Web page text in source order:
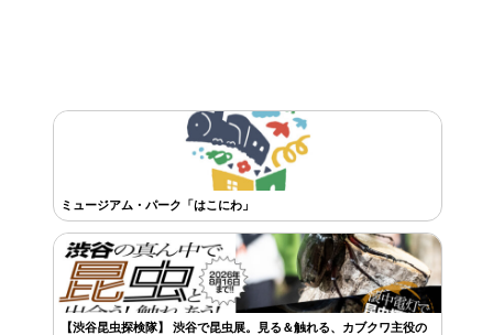
ミュージアム・パーク「はこにわ」
【渋谷昆虫探検隊】 渋谷で昆虫展。見る＆触れる、カブクワ主役の